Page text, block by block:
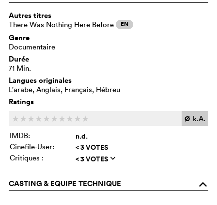
Autres titres
There Was Nothing Here Before EN
Genre
Documentaire
Durée
71 Min.
Langues originales
L'arabe, Anglais, Français, Hébreu
Ratings
c c c c c c c c c c Ø k.A.
IMDB:
n.d.
Cinefile-User: < 3 VOTES
Critiques : < 3 VOTES q
CASTING & EQUIPE TECHNIQUE o